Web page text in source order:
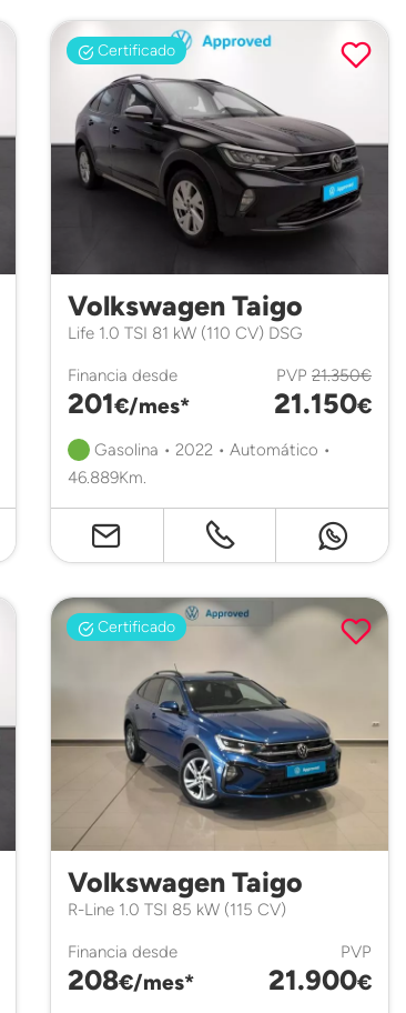
Certificado
Volkswagen Taigo
Life 1.0 TSI 81 kW (110 CV) DSG
Financia desde
201€/mes*
PVP 21.350€
21.150€
Gasolina • 2022 • Automático •
46.889Km.
Certificado
Volkswagen Taigo
R-Line 1.0 TSI 85 kW (115 CV)
Financia desde
208€/mes*
PVP
21.900€